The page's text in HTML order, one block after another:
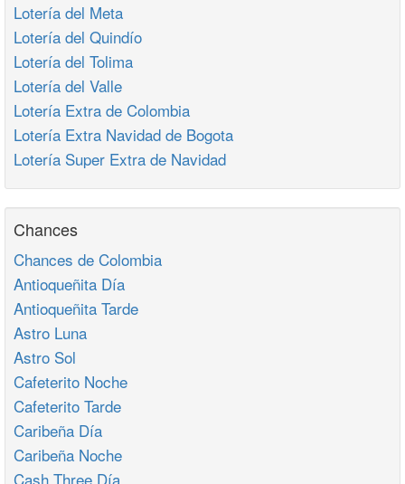
Lotería del Meta
Lotería del Quindío
Lotería del Tolima
Lotería del Valle
Lotería Extra de Colombia
Lotería Extra Navidad de Bogota
Lotería Super Extra de Navidad
Chances
Chances de Colombia
Antioqueñita Día
Antioqueñita Tarde
Astro Luna
Astro Sol
Cafeterito Noche
Cafeterito Tarde
Caribeña Día
Caribeña Noche
Cash Three Día